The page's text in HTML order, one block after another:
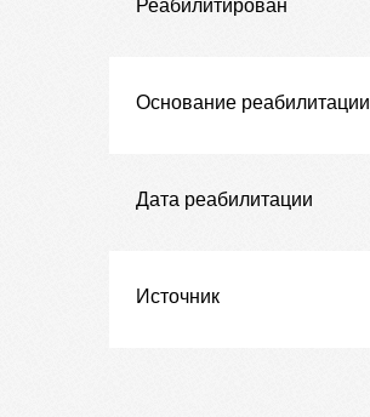
Реабилитирован
Основание реабилитации
Дата реабилитации
Источник